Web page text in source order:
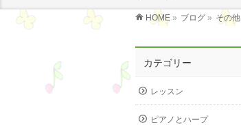
HOME » ブログ » その他
カテゴリー
レッスン
ピアノとハープ